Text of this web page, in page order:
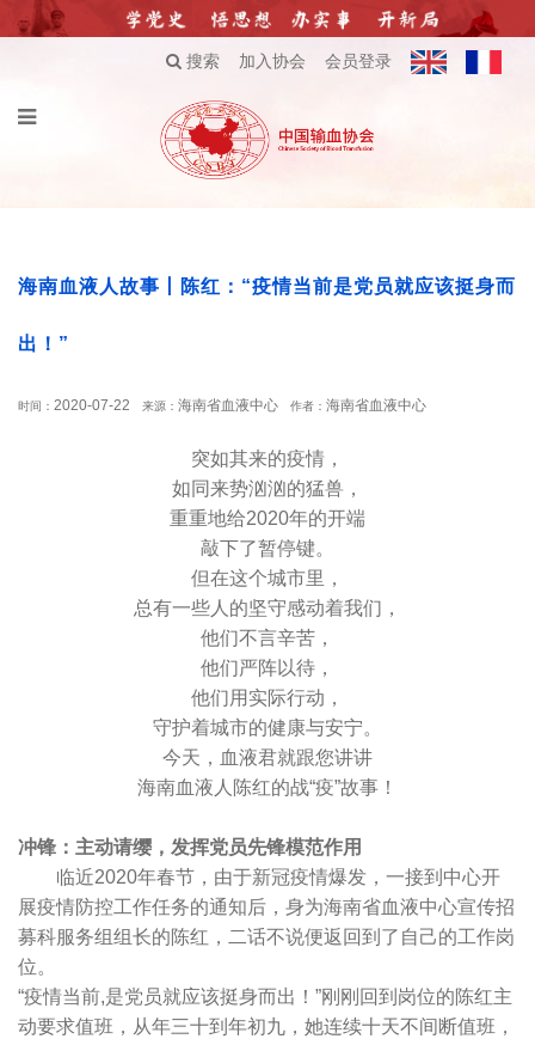
搜索 加入协会 会员登录
海南血液人故事丨陈红：“疫情当前是党员就应该挺身而
出！”
时间： 2020-07-22 来源： 海南省血液中心 作者： 海南省血液中心
突如其来的疫情，
如同来势汹汹的猛兽，
重重地给2020年的开端
敲下了暂停键。
但在这个城市里，
总有一些人的坚守感动着我们，
他们不言辛苦，
他们严阵以待，
他们用实际行动，
守护着城市的健康与安宁。
今天，血液君就跟您讲讲
海南血液人陈红的战“疫”故事！
冲锋：主动请缨，发挥党员先锋模范作用
临近2020年春节，由于新冠疫情爆发，一接到中心开
展疫情防控工作任务的通知后，身为海南省血液中心宣传招
募科服务组组长的陈红，二话不说便返回到了自己的工作岗
位。
“疫情当前,是党员就应该挺身而出！”刚刚回到岗位的陈红主
动要求值班，从年三十到年初九，她连续十天不间断值班，